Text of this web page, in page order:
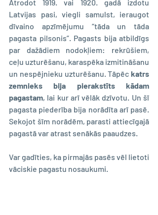
Atrodot 1919. vai 1920. gadā izdotu
Latvijas pasi, viegli samulst, ieraugot
dīvaino apzīmējumu “tāda un tāda
pagasta pilsonis”. Pagasts bija atbildīgs
par dažādiem nodokļiem: rekrūšiem,
ceļu uzturēšanu, karaspēka izmitināšanu
un nespējnieku uzturēšanu. Tāpēc katrs
zemnieks bija pierakstīts kādam
pagastam, lai kur arī vēlāk dzīvotu. Un šī
pagasta piederība bija norādīta arī pasē.
Sekojot šīm norādēm, parasti attiecīgajā
pagastā var atrast senākās paaudzes.
Var gadīties, ka pirmajās pasēs vēl lietoti
vāciskie pagastu nosaukumi.